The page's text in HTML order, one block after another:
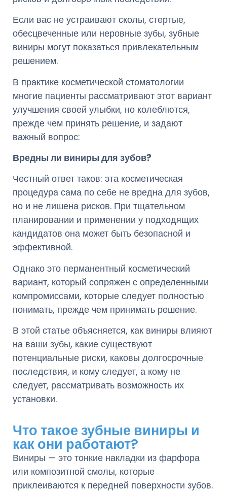
Если вас не устраивают сколы, стертые,
обесцвеченные или неровные зубы, зубные
виниры могут показаться привлекательным
решением.
В практике косметической стоматологии
многие пациенты рассматривают этот вариант
улучшения своей улыбки, но колеблются,
прежде чем принять решение, и задают
важный вопрос:
Вредны ли виниры для зубов?
Честный ответ таков: эта косметическая
процедура сама по себе не вредна для зубов,
но и не лишена рисков. При тщательном
планировании и применении у подходящих
кандидатов она может быть безопасной и
эффективной.
Однако это перманентный косметический
вариант, который сопряжен с определенными
компромиссами, которые следует полностью
понимать, прежде чем принимать решение.
В этой статье объясняется, как виниры влияют
на ваши зубы, какие существуют
потенциальные риски, каковы долгосрочные
последствия, и кому следует, а кому не
следует, рассматривать возможность их
установки.
Что такое зубные виниры и
как они работают?
Виниры — это тонкие накладки из фарфора
или композитной смолы, которые
приклеиваются к передней поверхности зубов.